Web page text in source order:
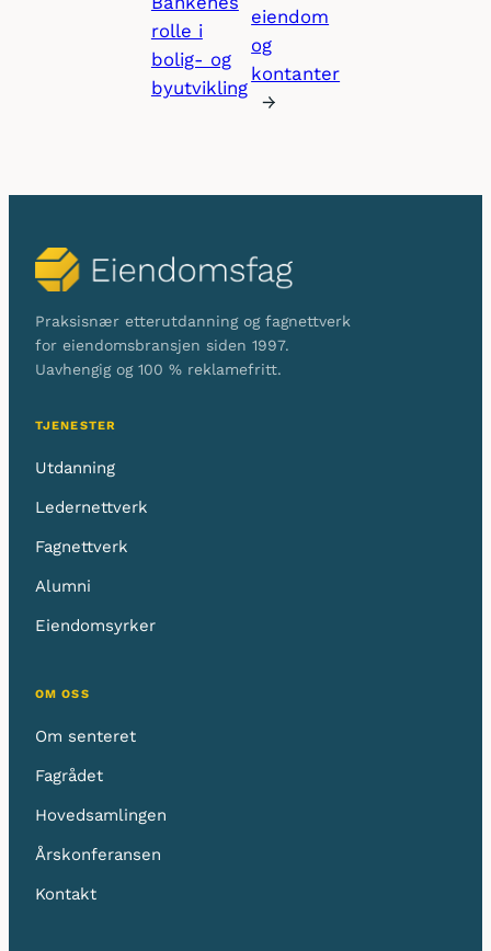
rolle i
bolig- og
byutvikling
eiendom
og
kontanter
→
Praksisnær etterutdanning og fagnettverk
for eiendomsbransjen siden 1997.
Uavhengig og 100 % reklamefritt.
TJENESTER
Utdanning
Ledernettverk
Fagnettverk
Alumni
Eiendomsyrker
OM OSS
Om senteret
Fagrådet
Hovedsamlingen
Årskonferansen
Kontakt